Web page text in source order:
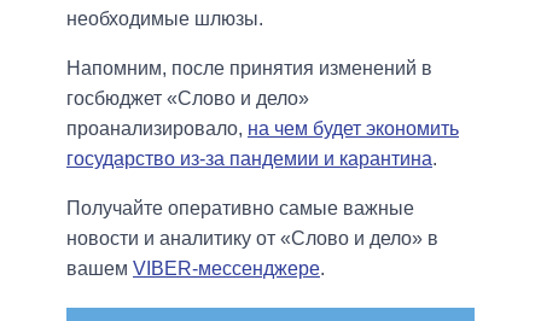
необходимые шлюзы.
Напомним, после принятия изменений в
госбюджет «Слово и дело»
проанализировало, на чем будет экономить
государство из-за пандемии и карантина.
Получайте оперативно самые важные
новости и аналитику от «Слово и дело» в
вашем VIBER-мессенджере.